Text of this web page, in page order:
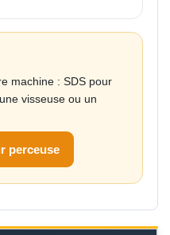
machine : SDS pour
visseuse ou un
perceuse